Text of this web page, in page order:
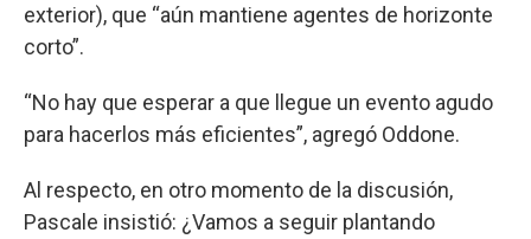
exterior), que “aún mantiene agentes de horizonte
corto”.
“No hay que esperar a que llegue un evento agudo
para hacerlos más eficientes”, agregó Oddone.
Al respecto, en otro momento de la discusión,
Pascale insistió: ¿Vamos a seguir plantando